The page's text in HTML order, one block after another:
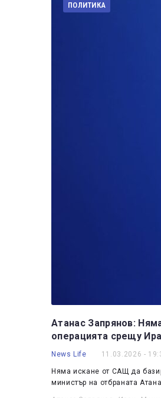
ПОЛИТИКА
Атанас Запрянов:
операцията срещу
News Life 11.03.2026 -
Няма искане от САЩ да
министър на отбраната